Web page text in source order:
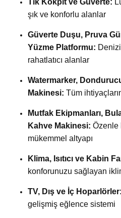
Tik Kokpit ve Güverte:
şık ve konforlu alanlar
Güverte Duşu, Pruva
Yüzme Platformu:
rahatlatıcı alanlar
Watermarker,
Makinesi: Tüm
Mutfak Ekipmanları,
Kahve Makinesi: Özenle
mükemmel altyapı
Klima, Isıtıcı ve Kabin
konforunuzu sağlayan
TV, Dış ve İç Hoparlörler:
gelişmiş eğlence sistemi